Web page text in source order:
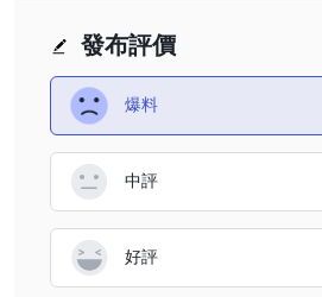
在我們的平台 WikiFx 上，我們記錄了
相關的報告，這無疑引起了嚴重關切。
在拿辛苦賺來的資金冒險之前，仔細審查
平台旨在提供全面的詳細信息，以指導交
建議您在我們的「曝光」部分報告這些事
意見。我們技術精湛的團隊致力於解決這
發布評價
爆料
中評
好評